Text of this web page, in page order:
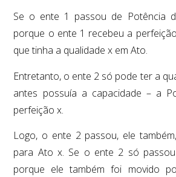
Se o ente 1 passou de Potência
porque o ente 1 recebeu a
que tinha a qualidade x em Ato.
Entretanto, o ente 2 só pode ter a
antes possuía a capacidade – a
perfeição x.
Logo, o ente 2 passou, ele
para Ato x. Se o ente 2 só
porque ele também foi movido